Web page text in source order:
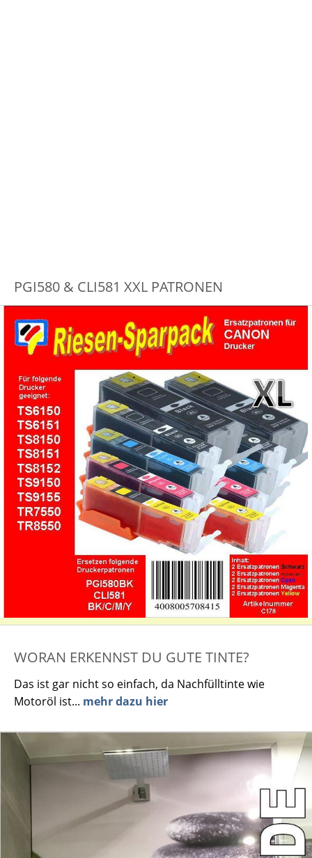
PGI580 & CLI581 XXL PATRONEN
WORAN ERKENNST DU GUTE TINTE?
Das ist gar nicht so einfach, da Nachfülltinte wie
Motoröl ist... mehr dazu hier